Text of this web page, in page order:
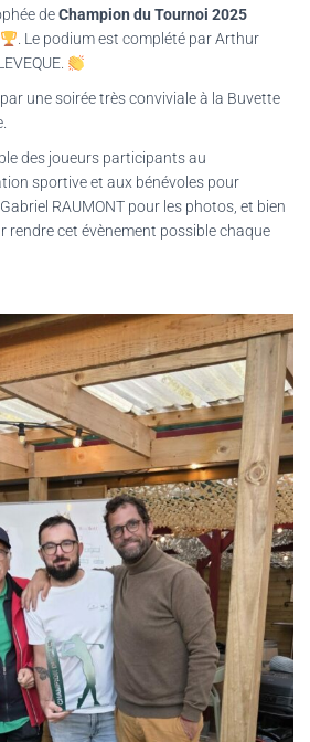
deChampion du Tournoi 2025
. Le podium est complété par Arthur
une soirée très conviviale à la Buvette
des joueurs participants au
sportive et aux bénévoles pour
RAUMONT pour les photos, et bien
rendre cet évènement possible chaque